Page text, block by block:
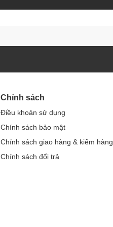
Chính sách
Điều khoản sử dụng
Chính sách bảo mật
Chính sách giao hàng & kiểm hàng
Chính sách đổi trả